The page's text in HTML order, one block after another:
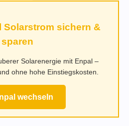
Solarstrom sichern &
sparen
Solarenergie mit Enpal –
ohne hohe Einstiegskosten.
wechseln